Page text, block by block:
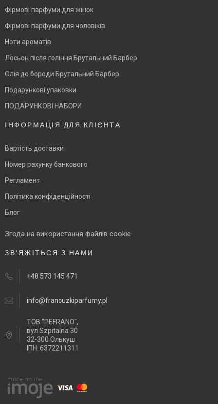
Фірмові парфуми для жінок
Фірмові парфуми для чоловіків
Ноти ароматів
Лосьон після гоління Брутальний Барбер
Олія до бороди Брутальний Барбер
Подарункові упаковки
ПОДАРУНКОВІ НАБОРИ
ІНФОРМАЦІЯ ДЛЯ КЛІЄНТА
Вартість доставки
Номер рахунку банкового
Регламент
Політика конфіденційності
Блог
Згода на використання файлів cookie
ЗВ'ЯЖІТЬСЯ З НАМИ
+48 573 145 471
info@francuzkiparfumy.pl
ТОВ “PEFRANO",
вул Szpitalna 30
32-300 Олькуш
ІПН: 6372211311